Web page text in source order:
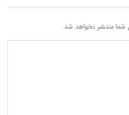
شما منتشر نخواهد شد.